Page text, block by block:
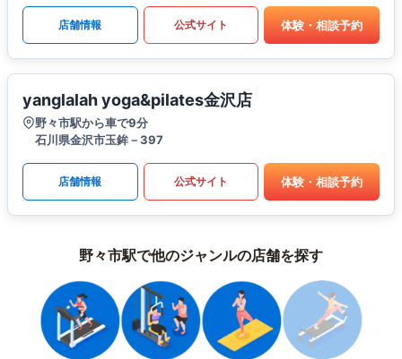
店舗情報 公式サイト 体験・相談予約
yanglalah yoga&pilates金沢店
野々市駅から車で9分
石川県金沢市玉鉾－397
店舗情報 公式サイト 体験・相談予約
野々市駅で他のジャンルの店舗を探す